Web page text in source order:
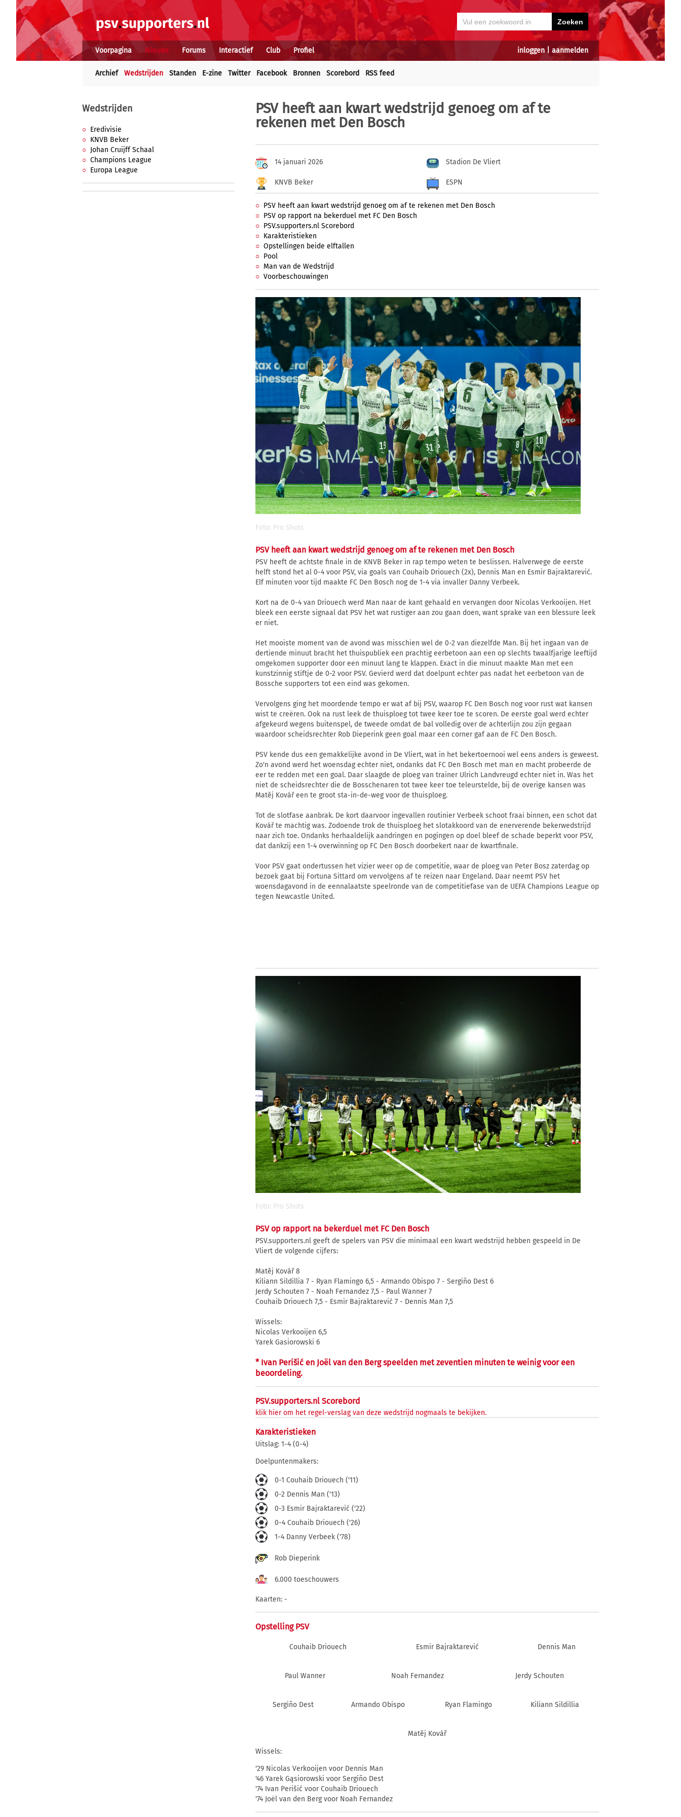
inloggen| aanmelden
Voorpagina Nieuws Forums Interactief Club Profiel
Archief Wedstrijden Standen E-zine Twitter Facebook Bronnen Scorebord RSS feed
Wedstrijden
Eredivisie
KNVB Beker
Johan Cruijff Schaal
Champions League
Europa League
PSV heeft aan kwart wedstrijd genoeg om af te
rekenen met Den Bosch
14 januari 2026 Stadion De Vliert
KNVB Beker ESPN
PSV heeft aan kwart wedstrijd genoeg om af te rekenen met Den Bosch
PSV op rapport na bekerduel met FC Den Bosch
PSV.supporters.nl Scorebord
Karakteristieken
Opstellingen beide elftallen
Pool
Man van de Wedstrijd
Voorbeschouwingen
Foto: Pro Shots
PSV heeft aan kwart wedstrijd genoeg om af te rekenen met Den Bosch
PSV heeft de achtste finale in de KNVB Beker in rap tempo weten te beslissen. Halverwege de eerste
helft stond het al 0-4 voor PSV, via goals van Couhaib Driouech (2x), Dennis Man en Esmir Bajraktarević.
Elf minuten voor tijd maakte FC Den Bosch nog de 1-4 via invaller Danny Verbeek.
Kort na de 0-4 van Driouech werd Man naar de kant gehaald en vervangen door Nicolas Verkooijen. Het
bleek een eerste signaal dat PSV het wat rustiger aan zou gaan doen, want sprake van een blessure leek
er niet.
Het mooiste moment van de avond was misschien wel de 0-2 van diezelfde Man. Bij het ingaan van de
dertiende minuut bracht het thuispubliek een prachtig eerbetoon aan een op slechts twaalfjarige leeftijd
omgekomen supporter door een minuut lang te klappen. Exact in die minuut maakte Man met een
kunstzinnig stiftje de 0-2 voor PSV. Gevierd werd dat doelpunt echter pas nadat het eerbetoon van de
Bossche supporters tot een eind was gekomen.
Vervolgens ging het moordende tempo er wat af bij PSV, waarop FC Den Bosch nog voor rust wat kansen
wist te creëren. Ook na rust leek de thuisploeg tot twee keer toe te scoren. De eerste goal werd echter
afgekeurd wegens buitenspel, de tweede omdat de bal volledig over de achterlijn zou zijn gegaan
waardoor scheidsrechter Rob Dieperink geen goal maar een corner gaf aan de FC Den Bosch.
PSV kende dus een gemakkelijke avond in De Vliert, wat in het bekertoernooi wel eens anders is geweest.
Zo'n avond werd het woensdag echter niet, ondanks dat FC Den Bosch met man en macht probeerde de
eer te redden met een goal. Daar slaagde de ploeg van trainer Ulrich Landvreugd echter niet in. Was het
niet de scheidsrechter die de Bosschenaren tot twee keer toe teleurstelde, bij de overige kansen was
Matěj Kovář een te groot sta-in-de-weg voor de thuisploeg.
Tot de slotfase aanbrak. De kort daarvoor ingevallen routinier Verbeek schoot fraai binnen, een schot dat
Kovář te machtig was. Zodoende trok de thuisploeg het slotakkoord van de enerverende bekerwedstrijd
naar zich toe. Ondanks herhaaldelijk aandringen en pogingen op doel bleef de schade beperkt voor PSV,
dat dankzij een 1-4 overwinning op FC Den Bosch doorbekert naar de kwartfinale.
Voor PSV gaat ondertussen het vizier weer op de competitie, waar de ploeg van Peter Bosz zaterdag op
bezoek gaat bij Fortuna Sittard om vervolgens af te reizen naar Engeland. Daar neemt PSV het
woensdagavond in de eennalaatste speelronde van de competitiefase van de UEFA Champions League op
tegen Newcastle United.
Foto: Pro Shots
PSV op rapport na bekerduel met FC Den Bosch
PSV.supporters.nl geeft de spelers van PSV die minimaal een kwart wedstrijd hebben gespeeld in De
Vliert de volgende cijfers:
Matěj Kovář 8
Kiliann Sildillia 7 - Ryan Flamingo 6,5 - Armando Obispo 7 - Sergiño Dest 6
Jerdy Schouten 7 - Noah Fernandez 7,5 - Paul Wanner 7
Couhaib Driouech 7,5 - Esmir Bajraktarević 7 - Dennis Man 7,5
Wissels:
Nicolas Verkooijen 6,5
Yarek Gasiorowski 6
* Ivan Perišić en Joël van den Berg speelden met zeventien minuten te weinig voor een
beoordeling.
PSV.supporters.nl Scorebord
klik hier om het regel-verslag van deze wedstrijd nogmaals te bekijken.
Karakteristieken
Uitslag: 1-4 (0-4)
Doelpuntenmakers:
0-1 Couhaib Driouech ('11)
0-2 Dennis Man ('13)
0-3 Esmir Bajraktarević ('22)
0-4 Couhaib Driouech ('26)
1-4 Danny Verbeek ('78)
Rob Dieperink
6.000 toeschouwers
Kaarten: -
Opstelling PSV
Couhaib Driouech Esmir Bajraktarević Dennis Man
Paul Wanner Noah Fernandez Jerdy Schouten
Sergiño Dest Armando Obispo Ryan Flamingo Kiliann Sildillia
Matěj Kovář
Wissels:
'29 Nicolas Verkooijen voor Dennis Man
'46 Yarek Gąsiorowski voor Sergiño Dest
'74 Ivan Perišić voor Couhaib Driouech
'74 Joël van den Berg voor Noah Fernandez